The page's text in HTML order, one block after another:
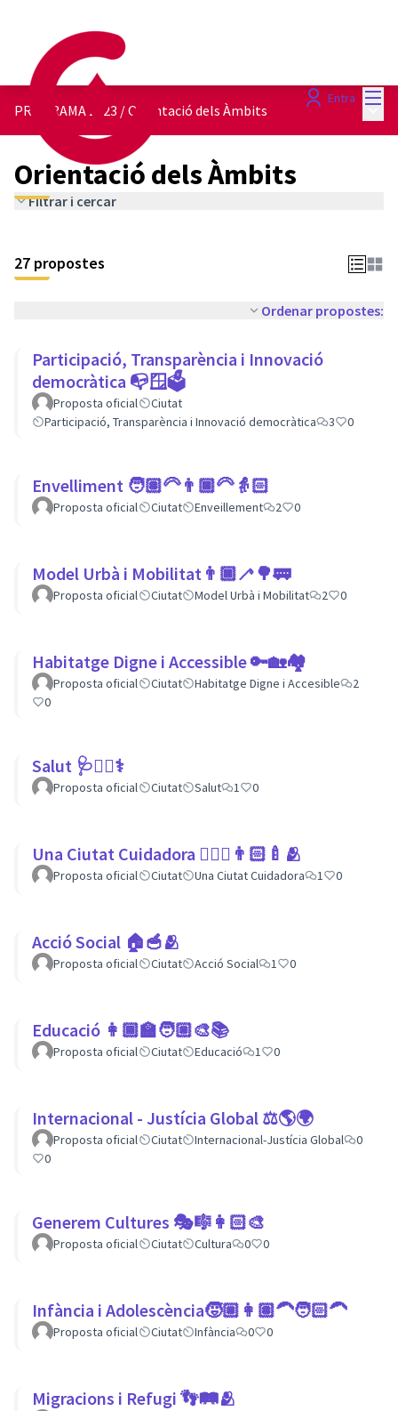
Entra
PROGRAMA 2023 /Orientació dels Àmbits
Orientació dels Àmbits
Filtrar i cercar
27 propostes
Ordenar propostes:
Participació, Transparència i Innovació
democràtica 📭🪟🗳
Proposta oficial
Ciutat
Participació, Transparència i Innovació democràtica
3 0
Envelliment 🧑🏽‍🦳👨🏿‍🦳👵🏻
Proposta oficial Ciutat Enveillement 2 0
Model Urbà i Mobilitat👨🏿‍🦯🌳🚃
Proposta oficial Ciutat Model Urbà i Mobilitat 2 0
Habitatge Digne i Accessible 🔑🏡🏘
Proposta oficial Ciutat Habitatge Digne i Accesible
2
0
Salut 🩺👩‍⚕️⚕
Proposta oficial Ciutat Salut 1 0
Una Ciutat Cuidadora 💆🏾‍♀️👨🏻‍🍼🫂
Proposta oficial Ciutat Una Ciutat Cuidadora 1 0
Acció Social 🏠🥣🫂
Proposta oficial Ciutat Acció Social 1 0
Educació 👩🏾‍🏫🧑🏼‍🎨📚
Proposta oficial Ciutat Educació 1 0
Internacional - Justícia Global ⚖️🌎🌍
Proposta oficial Ciutat Internacional-Justícia Global
0
0
Generem Cultures 🎭🎼👩🏻‍🎨
Proposta oficial Ciutat Cultura 0 0
Infància i Adolescència🧒🏼👩🏽‍🦱🧑🏻‍🦱
Proposta oficial Ciutat Infància 0 0
Migracions i Refugi 👣🛤🫂